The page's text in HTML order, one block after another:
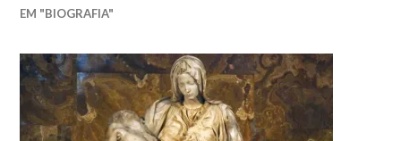
EM "BIOGRAFIA"